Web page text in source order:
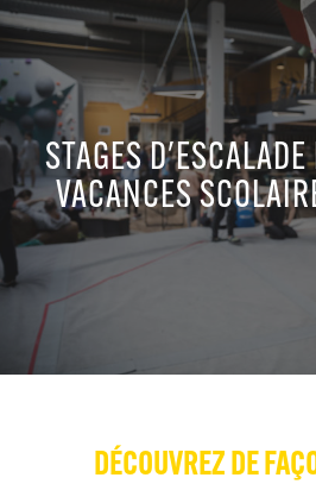
STAGES
VACANCES
DÉCOUVREZ DE